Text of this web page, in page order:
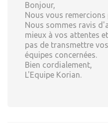
Bonjour,
Nous vous
Nous sommes ravis
mieux à vos attentes
pas de transmettre
équipes concernées.
Bien cordialement,
L'Equipe Korian.